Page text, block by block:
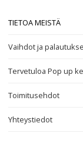
TIETOA MEISTÄ
Vaihdot ja
Tervetuloa Pop up
Toimitusehdot
Yhteystiedot